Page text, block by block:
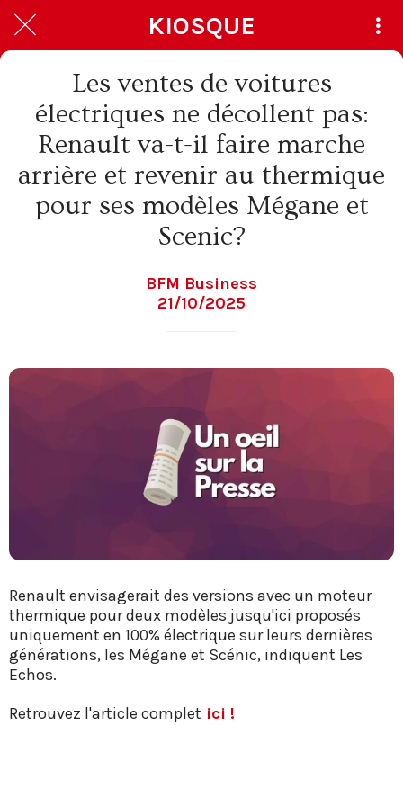
KIOSQUE
Les ventes de voitures
électriques ne décollent pas:
Renault va-t-il faire marche
arrière et revenir au thermique
pour ses modèles Mégane et
Scenic?
BFM Business
21/10/2025
Renault envisagerait des versions avec un moteur
thermique pour deux modèles jusqu'ici proposés
uniquement en 100% électrique sur leurs dernières
générations, les Mégane et Scénic, indiquent Les
Echos.
Retrouvez l'article complet ici !